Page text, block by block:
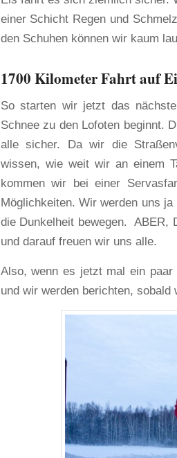
einer Schicht Regen und
den Schuhen können wir kaum
1700 Kilometer Fahrt auf
So starten wir jetzt das
Schnee zu den Lofoten beginnt.
alle sicher. Da wir die
wissen, wie weit wir an einem
kommen wir bei einer
Möglichkeiten. Wir werden uns
die Dunkelheit bewegen. ABER,
und darauf freuen wir uns alle.
Also, wenn es jetzt mal ein
und wir werden berichten,